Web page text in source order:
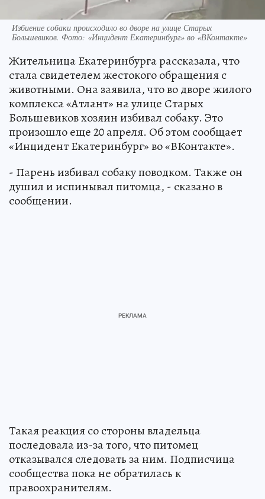
Избиение собаки происходило во дворе на улице Старых
Большевиков. Фото: «Инцидент Екатеринбург» во «ВКонтакте»
Жительница Екатеринбурга рассказала, что
стала свидетелем жестокого обращения с
животными. Она заявила, что во дворе жилого
комплекса «Атлант» на улице Старых
Большевиков хозяин избивал собаку. Это
произошло еще 20 апреля. Об этом сообщает
«Инцидент Екатеринбург» во «ВКонтакте».
- Парень избивал собаку поводком. Также он
душил и испинывал питомца, - сказано в
сообщении.
Такая реакция со стороны владельца
последовала из-за того, что питомец
отказывался следовать за ним. Подписчица
сообщества пока не обратилась к
правоохранителям.